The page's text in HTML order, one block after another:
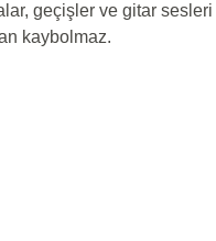
geçişler ve gitar
kaybolmaz.